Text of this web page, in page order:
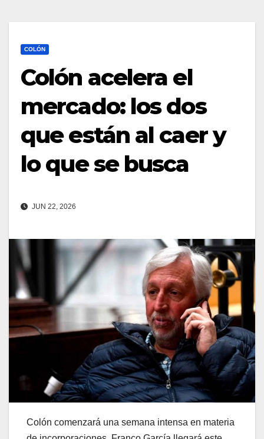
COLÓN
Colón acelera el
mercado: los dos
que están al caer y
lo que se busca
JUN 22, 2026
Colón comenzará una semana intensa en materia